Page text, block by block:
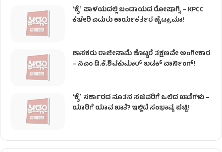
ʻಕೈʼ​ ಪಾಳಯದಲ್ಲಿ ಬಂಡಾಯದ ರೋಷಾಗ್ನಿ – KPCC
ಕಚೇರಿ ಎದುರು ಕಾರ್ಯಕರ್ತರ ಹೈಡ್ರಾಮಾ!
ಶಾಸಕರು ರಾಜೀನಾಮೆ ಕೊಟ್ಟರೆ ತಕ್ಷಣವೇ ಅಂಗೀಕಾರ
– ಸಿಎಂ ಡಿ.ಕೆ.ಶಿವಕುಮಾರ್ ಖಡಕ್ ವಾರ್ನಿಂಗ್!
ʻಕೈʼ ಸರ್ಕಾರದ ನೂತನ ಸಚಿವರಿಗೆ ಒಲಿದ ಖಾತೆಗಳು –
ಯಾರಿಗೆ ಯಾವ ಖಾತೆ? ಇಲ್ಲಿದೆ ಸಂಭಾವ್ಯ ಪಟ್ಟಿ!